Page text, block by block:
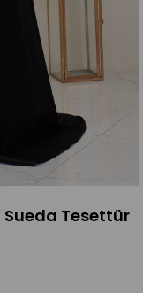
Sueda Tesettür